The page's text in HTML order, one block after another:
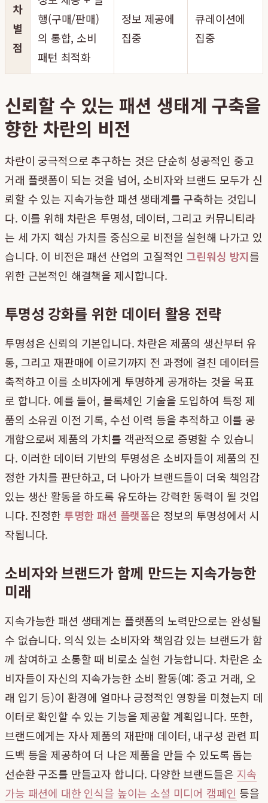
차
별
점
행(구매/판매)
의 통합, 소비
패턴 최적화
정보 제공에
집중
큐레이션에
집중
신뢰할 수 있는 패션 생태계 구축을
향한 차란의 비전
차란이 궁극적으로 추구하는 것은 단순히 성공적인 중고
거래 플랫폼이 되는 것을 넘어, 소비자와 브랜드 모두가 신
뢰할 수 있는 지속가능한 패션 생태계를 구축하는 것입니
다. 이를 위해 차란은 투명성, 데이터, 그리고 커뮤니티라
는 세 가지 핵심 가치를 중심으로 비전을 실현해 나가고 있
습니다. 이 비전은 패션 산업의 고질적인 그린워싱 방지를
위한 근본적인 해결책을 제시합니다.
투명성 강화를 위한 데이터 활용 전략
투명성은 신뢰의 기본입니다. 차란은 제품의 생산부터 유
통, 그리고 재판매에 이르기까지 전 과정에 걸친 데이터를
축적하고 이를 소비자에게 투명하게 공개하는 것을 목표
로 합니다. 예를 들어, 블록체인 기술을 도입하여 특정 제
품의 소유권 이전 기록, 수선 이력 등을 추적하고 이를 공
개함으로써 제품의 가치를 객관적으로 증명할 수 있습니
다. 이러한 데이터 기반의 투명성은 소비자들이 제품의 진
정한 가치를 판단하고, 더 나아가 브랜드들이 더욱 책임감
있는 생산 활동을 하도록 유도하는 강력한 동력이 될 것입
니다. 진정한 투명한 패션 플랫폼은 정보의 투명성에서 시
작됩니다.
소비자와 브랜드가 함께 만드는 지속가능한
미래
지속가능한 패션 생태계는 플랫폼의 노력만으로는 완성될
수 없습니다. 의식 있는 소비자와 책임감 있는 브랜드가 함
께 참여하고 소통할 때 비로소 실현 가능합니다. 차란은 소
비자들이 자신의 지속가능한 소비 활동(예: 중고 거래, 오
래 입기 등)이 환경에 얼마나 긍정적인 영향을 미쳤는지 데
이터로 확인할 수 있는 기능을 제공할 계획입니다. 또한,
브랜드에게는 자사 제품의 재판매 데이터, 내구성 관련 피
드백 등을 제공하여 더 나은 제품을 만들 수 있도록 돕는
선순환 구조를 만들고자 합니다. 다양한 브랜드들은 지속
가능 패션에 대한 인식을 높이는 소셜 미디어 캠페인 등을